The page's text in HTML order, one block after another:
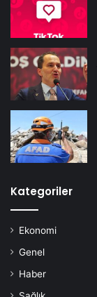
Kategoriler
Ekonomi
Genel
Haber